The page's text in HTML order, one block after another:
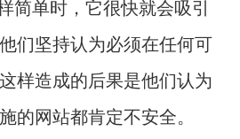
简单时，它很快就会吸引
们坚持认为必须在任何可
样造成的后果是他们认为
的网站都肯定不安全。